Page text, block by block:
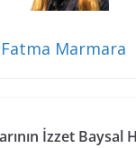
Fatma Marmara
İzzet